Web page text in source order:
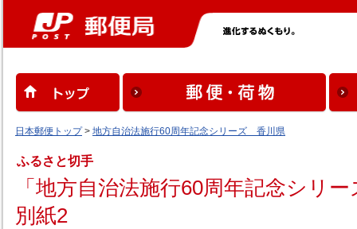
日本郵便トップ> 地方自治法施行60周年記念シリーズ 香川県
ふるさと切手
「地方自治法施行60周年記念シ
別紙2